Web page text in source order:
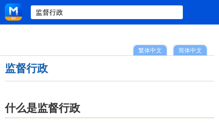
简体中文
繁体中文
监督行政
什么是监督行政